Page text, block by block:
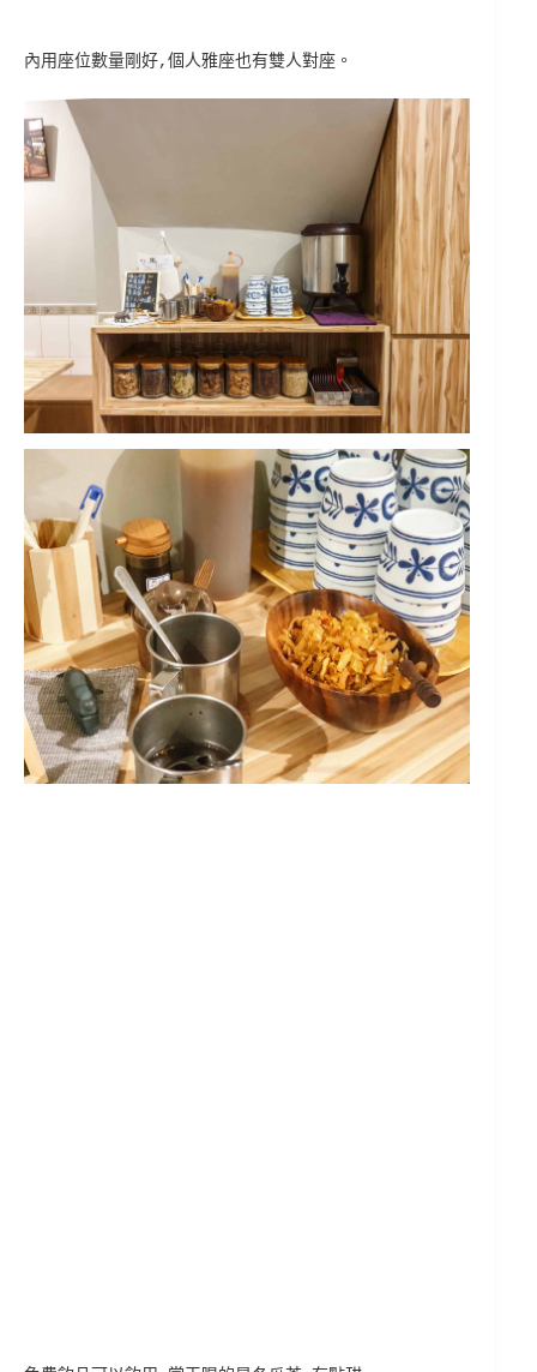
內用座位數量剛好,個人雅座也有雙人對座。